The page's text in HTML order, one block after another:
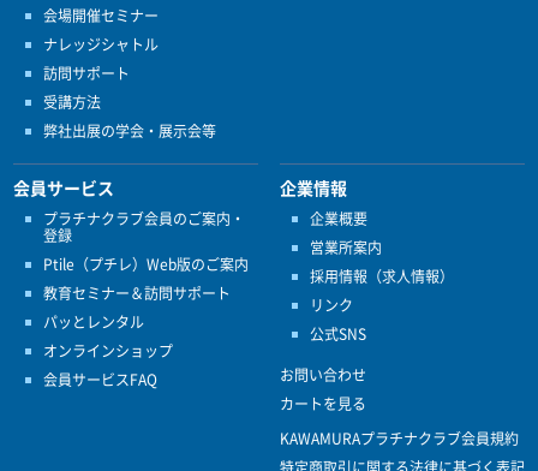
会場開催セミナー
ナレッジシャトル
訪問サポート
受講方法
弊社出展の学会・展示会等
会員サービス
プラチナクラブ会員のご案内・
登録
Ptile（プチレ）Web版のご案内
教育セミナー＆訪問サポート
パッとレンタル
オンラインショップ
会員サービスFAQ
企業情報
企業概要
営業所案内
採用情報（求人情報）
リンク
公式SNS
お問い合わせ
カートを見る
KAWAMURAプラチナクラブ会員規約